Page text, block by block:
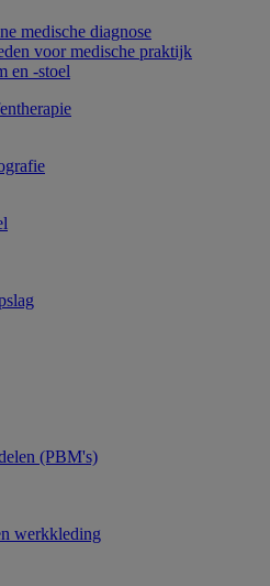
medische diagnose
voor medische praktijk
en -stoel
(PBM's)
werkkleding